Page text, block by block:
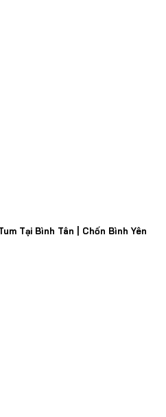
Tại Bình Tân | Chốn Bình Yên